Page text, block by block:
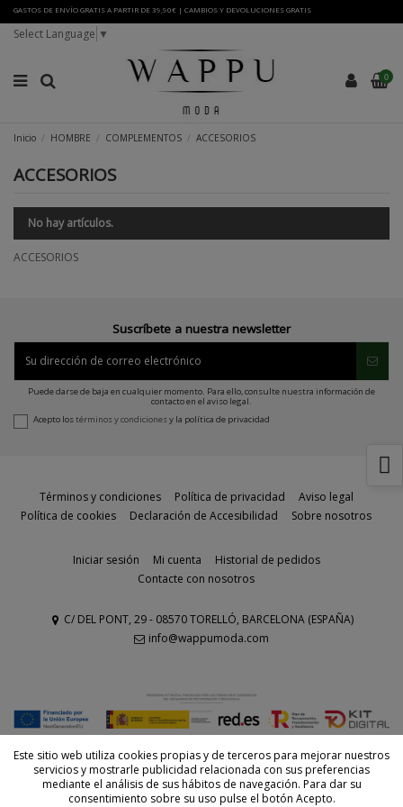
GASTOS DE ENVÍO GRATIS A PARTIR DE 39,90€ | CAMBIOS Y DEVOLUCIONES GRATIS
Select Language ▼
0
Inicio HOMBRE COMPLEMENTOS ACCESORIOS
ACCESORIOS
No hay artículos.
ACCESORIOS
Suscríbete a nuestra newsletter
Puede darse de baja en cualquier momento. Para ello, consulte nuestra información de
contacto en el aviso legal.
Acepto lostérminos y condicionesy la política de privacidad
Términos y condiciones Política de privacidad
Aviso legal
Política de cookies
Declaración de Accesibilidad Sobre nosotros
Iniciar sesión Mi cuenta
Historial de pedidos
Contacte con nosotros
C/ DEL PONT, 29 - 08570 TORELLÓ, BARCELONA (ESPAÑA)
info@wappumoda.com
Este sitio web utiliza cookies propias y de terceros para mejorar nuestros
servicios y mostrarle publicidad relacionada con sus preferencias
mediante el análisis de sus hábitos de navegación. Para dar su
consentimiento sobre su uso pulse el botón Acepto.